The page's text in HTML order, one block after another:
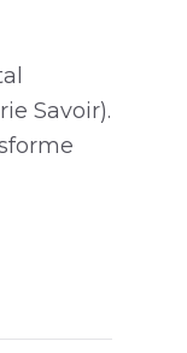
Savoir).